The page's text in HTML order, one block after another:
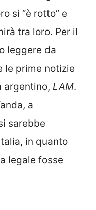
si “è rotto” e
tra loro. Per il
leggere da
le prime notizie
argentino, LAM.
a
sarebbe
in quanto
legale fosse